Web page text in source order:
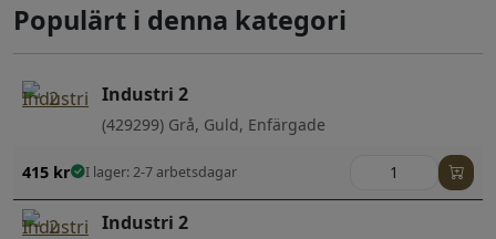
Populärt i denna kategori
Industri 2
(429299) Grå, Guld, Enfärgade
415 kr I lager: 2-7 arbetsdagar
Industri 2